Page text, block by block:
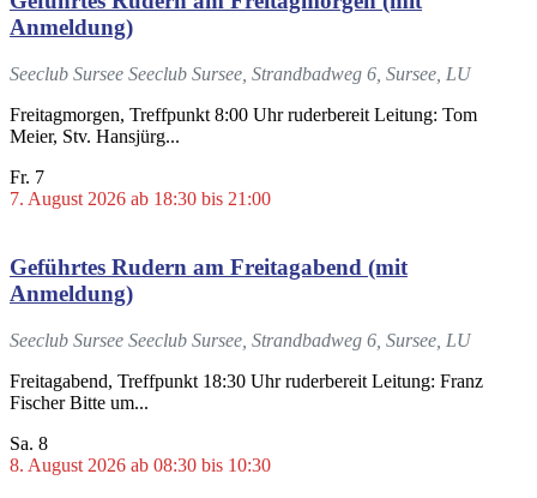
Anmeldung)
Seeclub Sursee Seeclub Sursee, Strandbadweg 6, Sursee, LU
Freitagmorgen, Treffpunkt 8:00 Uhr ruderbereit Leitung: Tom
Meier, Stv. Hansjürg...
Fr. 7
7. August 2026 ab 18:30 bis 21:00
Geführtes Rudern am Freitagabend (mit
Anmeldung)
Seeclub Sursee Seeclub Sursee, Strandbadweg 6, Sursee, LU
Freitagabend, Treffpunkt 18:30 Uhr ruderbereit Leitung: Franz
Fischer Bitte um...
Sa. 8
8. August 2026 ab 08:30 bis 10:30